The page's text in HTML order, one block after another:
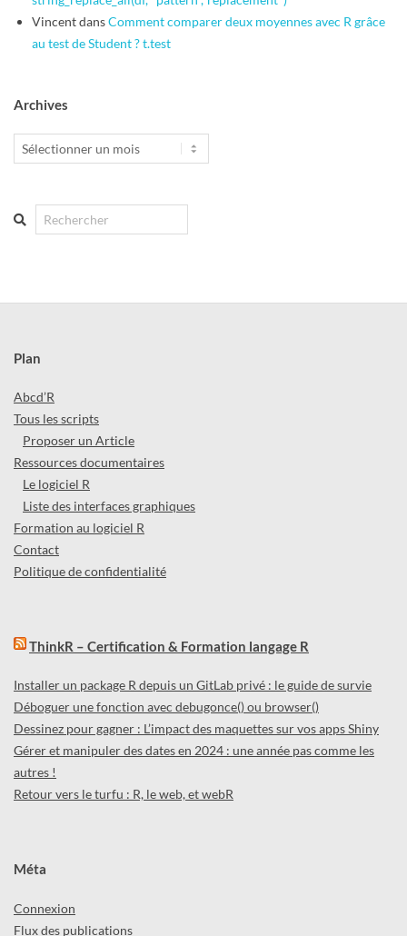
VincentdansComment comparer deux moyennes avec R grâce
au test de Student ? t.test
Archives
Archives
Search
Plan
Abcd’R
Tous les scripts
Proposer un Article
Ressources documentaires
Le logiciel R
Liste des interfaces graphiques
Formation au logiciel R
Contact
Politique de confidentialité
ThinkR – Certification & Formation langage R
Installer un package R depuis un GitLab privé : le guide de survie
Déboguer une fonction avec debugonce() ou browser()
Dessinez pour gagner : L’impact des maquettes sur vos apps Shiny
Gérer et manipuler des dates en 2024 : une année pas comme les
autres !
Retour vers le turfu : R, le web, et webR
Méta
Connexion
Flux des publications